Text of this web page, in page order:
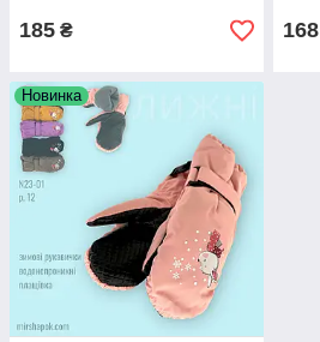
185 ₴ 168
Новинка